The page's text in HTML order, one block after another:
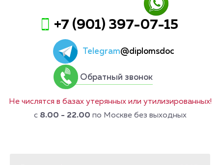
+7 (901) 397-07-15
Telegram@diplomsdoc
Обратный звонок
Не числятся в базах утерянных или утилизированных!
с 8.00 - 22.00 по Москве без выходных